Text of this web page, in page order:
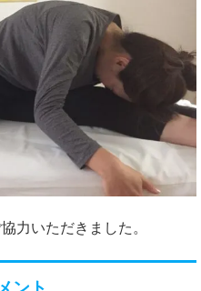
力いただきました。